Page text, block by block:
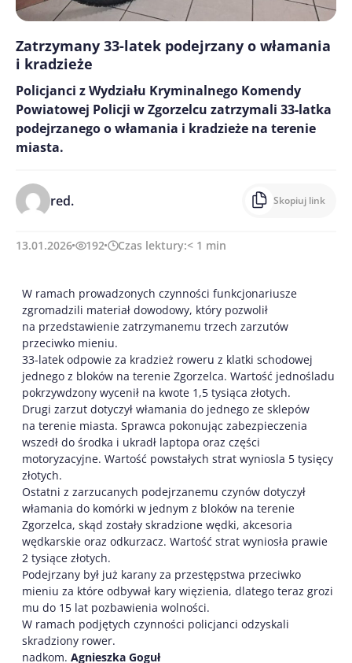
Zatrzymany 33-latek podejrzany o włamania
i kradzieże
Policjanci z Wydziału Kryminalnego Komendy
Powiatowej Policji w Zgorzelcu zatrzymali 33-latka
podejrzanego o włamania i kradzieże na terenie
miasta.
red. Skopiuj link
13.01.2026 192 Czas lektury:< 1 min
W ramach prowadzonych czynności funkcjonariusze
zgromadzili materiał dowodowy, który pozwolił
na przedstawienie zatrzymanemu trzech zarzutów
przeciwko mieniu.
33-latek odpowie za kradzież roweru z klatki schodowej
jednego z bloków na terenie Zgorzelca. Wartość jednośladu
pokrzywdzony wycenił na kwote 1,5 tysiąca złotych.
Drugi zarzut dotyczył włamania do jednego ze sklepów
na terenie miasta. Sprawca pokonując zabezpieczenia
wszedł do środka i ukradł laptopa oraz części
motoryzacyjne. Wartość powstałych strat wyniosla 5 tysięcy
złotych.
Ostatni z zarzucanych podejrzanemu czynów dotyczył
włamania do komórki w jednym z bloków na terenie
Zgorzelca, skąd zostały skradzione wędki, akcesoria
wędkarskie oraz odkurzacz. Wartość strat wyniosła prawie
2 tysiące złotych.
Podejrzany był już karany za przestępstwa przeciwko
mieniu za które odbywał kary więzienia, dlatego teraz grozi
mu do 15 lat pozbawienia wolności.
W ramach podjętych czynności policjanci odzyskali
skradziony rower.
nadkom. Agnieszka Goguł